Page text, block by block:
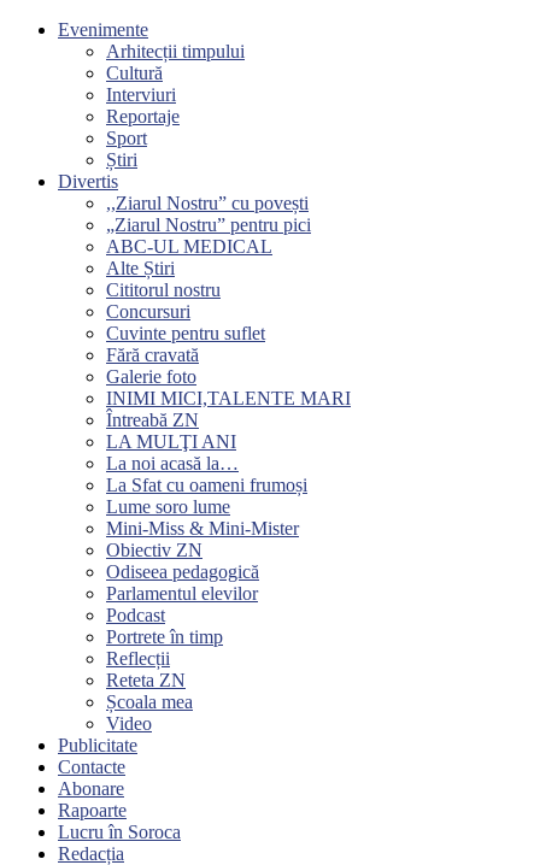
Evenimente
Arhitecții timpului
Cultură
Interviuri
Reportaje
Sport
Știri
Divertis
,,Ziarul Nostru” cu povești
„Ziarul Nostru” pentru pici
ABC-UL MEDICAL
Alte Știri
Cititorul nostru
Concursuri
Cuvinte pentru suflet
Fără cravată
Galerie foto
INIMI MICI,TALENTE MARI
Întreabă ZN
LA MULŢI ANI
La noi acasă la…
La Sfat cu oameni frumoși
Lume soro lume
Mini-Miss & Mini-Mister
Obiectiv ZN
Odiseea pedagogică
Parlamentul elevilor
Podcast
Portrete în timp
Reflecții
Reteta ZN
Școala mea
Video
Publicitate
Contacte
Abonare
Rapoarte
Lucru în Soroca
Redacția